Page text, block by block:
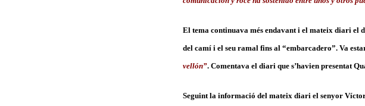
El tema continuava més endavant i el mateix diari el
del camí i el seu ramal fins al “embarcadero”. Va
vellón”. Comentava el diari que s’havien presentat
Seguint la informació del mateix diari el senyor